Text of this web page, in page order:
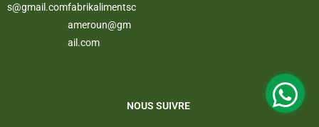
s@gmail.comfabrikalimentsc
ameroun@gm
ail.com
NOUS SUIVRE